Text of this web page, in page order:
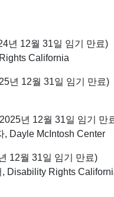
년 12월 31일 임기 만료)
California
년 12월 31일 임기 만료)
년 12월 31일 임기 만
, Dayle McIntosh Center
12월 31일 임기 만료)
Disability Rights